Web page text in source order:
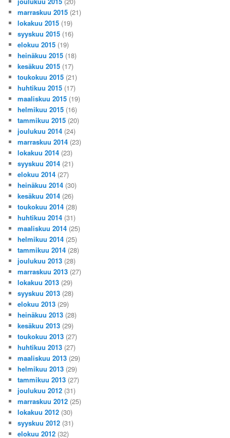
marraskuu 2015 (21)
lokakuu 2015 (19)
syyskuu 2015 (16)
elokuu 2015 (19)
heinäkuu 2015 (18)
kesäkuu 2015 (17)
toukokuu 2015 (21)
huhtikuu 2015 (17)
maaliskuu 2015 (19)
helmikuu 2015 (16)
tammikuu 2015 (20)
joulukuu 2014 (24)
marraskuu 2014 (23)
lokakuu 2014 (23)
syyskuu 2014 (21)
elokuu 2014 (27)
heinäkuu 2014 (30)
kesäkuu 2014 (26)
toukokuu 2014 (28)
huhtikuu 2014 (31)
maaliskuu 2014 (25)
helmikuu 2014 (25)
tammikuu 2014 (28)
joulukuu 2013 (28)
marraskuu 2013 (27)
lokakuu 2013 (29)
syyskuu 2013 (28)
elokuu 2013 (29)
heinäkuu 2013 (28)
kesäkuu 2013 (29)
toukokuu 2013 (27)
huhtikuu 2013 (27)
maaliskuu 2013 (29)
helmikuu 2013 (29)
tammikuu 2013 (27)
joulukuu 2012 (31)
marraskuu 2012 (25)
lokakuu 2012 (30)
syyskuu 2012 (31)
elokuu 2012 (32)